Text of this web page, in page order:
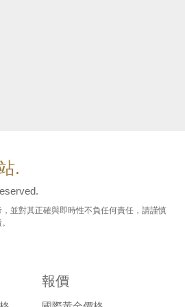
.
並對其正確與即時性不負任何責任，請謹慎
報價